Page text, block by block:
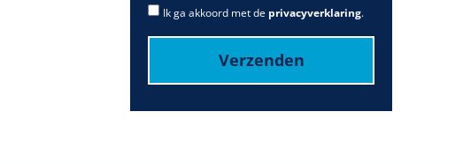
Ik ga akkoord met de privacyverklaring.
Verzenden